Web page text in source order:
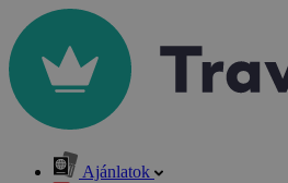
Ajánlatok